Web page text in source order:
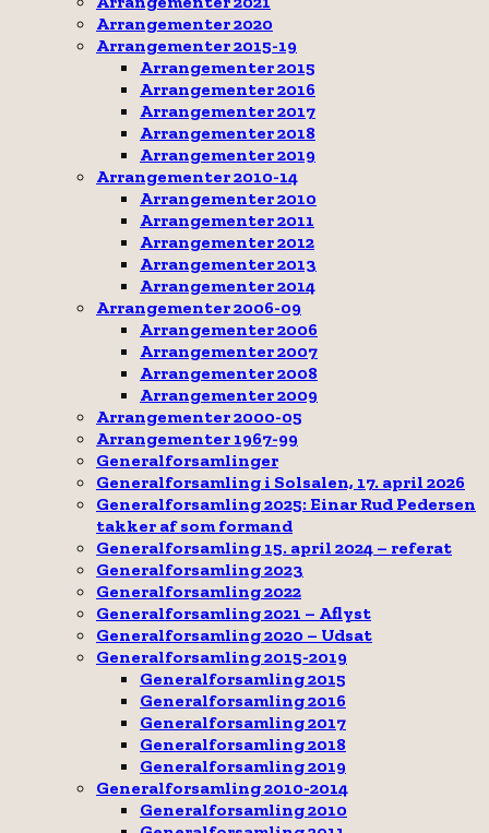
Arrangementer 2020
Arrangementer 2015-19
Arrangementer 2015
Arrangementer 2016
Arrangementer 2017
Arrangementer 2018
Arrangementer 2019
Arrangementer 2010-14
Arrangementer 2010
Arrangementer 2011
Arrangementer 2012
Arrangementer 2013
Arrangementer 2014
Arrangementer 2006-09
Arrangementer 2006
Arrangementer 2007
Arrangementer 2008
Arrangementer 2009
Arrangementer 2000-05
Arrangementer 1967-99
Generalforsamlinger
Generalforsamling i Solsalen, 17. april 2026
Generalforsamling 2025: Einar Rud Pedersen
takker af som formand
Generalforsamling 15. april 2024 – referat
Generalforsamling 2023
Generalforsamling 2022
Generalforsamling 2021 – Aflyst
Generalforsamling 2020 – Udsat
Generalforsamling 2015-2019
Generalforsamling 2015
Generalforsamling 2016
Generalforsamling 2017
Generalforsamling 2018
Generalforsamling 2019
Generalforsamling 2010-2014
Generalforsamling 2010